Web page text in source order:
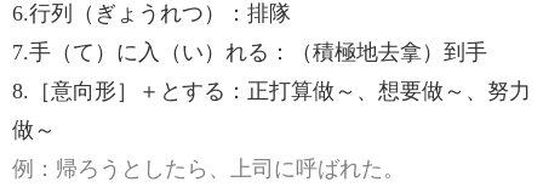
6.行列（ぎょうれつ）：排隊
7.手（て）に入（い）れる：（積極地去拿）到手
8.［意向形］＋とする：正打算做～、想要做～、努力
做～
例：帰ろうとしたら、上司に呼ばれた。